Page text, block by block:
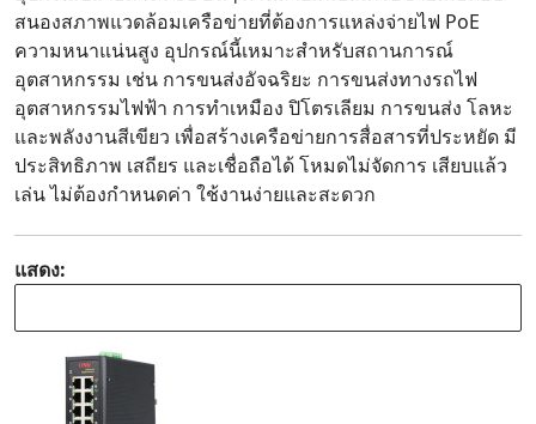
สนองสภาพแวดล้อมเครือข่ายที่ต้องการแหล่งจ่ายไฟ PoE
ความหนาแน่นสูง อุปกรณ์นี้เหมาะสำหรับสถานการณ์
อุตสาหกรรม เช่น การขนส่งอัจฉริยะ การขนส่งทางรถไฟ
อุตสาหกรรมไฟฟ้า การทำเหมือง ปิโตรเลียม การขนส่ง โลหะ
และพลังงานสีเขียว เพื่อสร้างเครือข่ายการสื่อสารที่ประหยัด มี
ประสิทธิภาพ เสถียร และเชื่อถือได้ โหมดไม่จัดการ เสียบแล้ว
เล่น ไม่ต้องกำหนดค่า ใช้งานง่ายและสะดวก
แสดง: